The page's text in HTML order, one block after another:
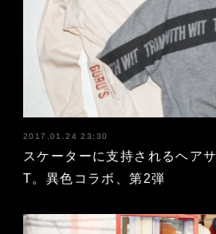
2017.01.24 23:30
スケーターに支持されるヘア
T。異色コラボ、第2弾